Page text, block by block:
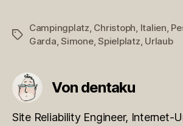
Schlagwörter
Campingplatz Christoph Italien
Garda ,Simone,Spielplatz Urlaub
Von dentaku
Site Reliability Engineer, Internet-